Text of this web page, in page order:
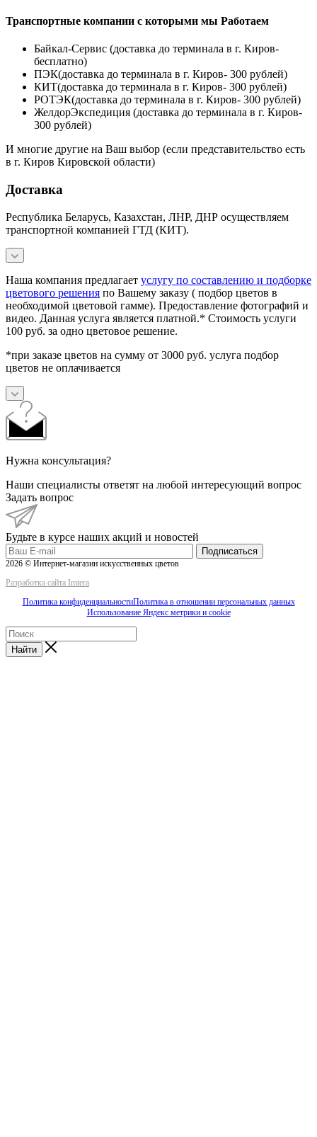
Транспортные компании с которыми мы Работаем
Байкал-Сервис (доставка до терминала в г. Киров-
бесплатно)
ПЭК(доставка до терминала в г. Киров- 300 рублей)
КИТ(доставка до терминала в г. Киров- 300 рублей)
РОТЭК(доставка до терминала в г. Киров- 300 рублей)
ЖелдорЭкспедиция (доставка до терминала в г. Киров-
300 рублей)
И многие другие на Ваш выбор (если представительство есть
в г. Киров Кировской области)
Доставка
Республика Беларусь, Казахстан, ЛНР, ДНР осуществляем
транспортной компанией ГТД (КИТ).
Наша компания предлагает услугу по составлению и подборке
цветового решения по Вашему заказу ( подбор цветов в
необходимой цветовой гамме). Предоставление фотографий и
видео. Данная услуга является платной.* Стоимость услуги
100 руб. за одно цветовое решение.
*при заказе цветов на сумму от 3000 руб. услуга подбор
цветов не оплачивается
Нужна консультация?
Наши специалисты ответят на любой интересующий вопрос
Задать вопрос
Будьте в курсе наших акций и новостей
Подписаться
2026 © Интернет-магазин искусственных цветов
Разработка сайта Imtera
Политика конфиденциальностиПолитика в отношении персональных данных
Использование Яндекс метрики и cookie
Найти